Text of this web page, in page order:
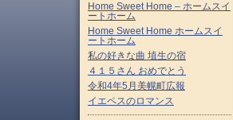
Home Sweet Home – ホームスイ
ートホーム
Home Sweet Home ホームスイ
ートホーム
私の好きな曲 埴生の宿
４１５さん おめでとう
令和4年5月美幌町広報
イエペスのロマンス